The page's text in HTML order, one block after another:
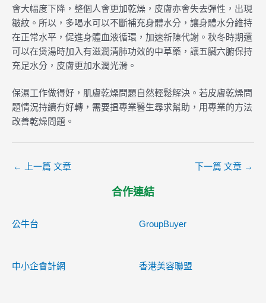
會大幅度下降，整個人會更加乾燥，皮膚亦會失去彈性，出現
皺紋。所以，多喝水可以不斷補充身體水分，讓身體水分維持
在正常水平，促進身體血液循環，加速新陳代謝。秋冬時期還
可以在煲湯時加入有滋潤清肺功效的中草藥，讓五臟六腑保持
充足水分，皮膚更加水潤光滑。
保濕工作做得好，肌膚乾燥問題自然輕鬆解決。若皮膚乾燥問
題情況持續冇好轉，需要揾專業醫生尋求幫助，用專業的方法
改善乾燥問題。
← 上一篇 文章 下一篇 文章 →
合作連結
公牛台 GroupBuyer
中小企會計網 香港美容聯盟